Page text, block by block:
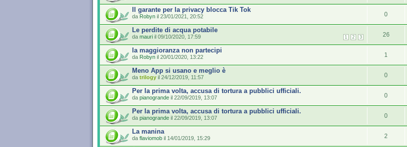
Il garante per la privacy blocca Tik Tok
da Robyn il 23/01/2021, 20:52 0
Le perdite di acqua potabile
1 2 3
da mauri il 09/10/2020, 17:59 26
la maggioranza non partecipi
da Robyn il 20/01/2020, 13:22 1
Meno App si usano e meglio è
da trilogy il 24/12/2019, 11:57 0
Per la prima volta, accusa di tortura a pubblici ufficiali.
da pianogrande il 22/09/2019, 13:07 0
Per la prima volta, accusa di tortura a pubblici ufficiali.
da pianogrande il 22/09/2019, 13:07 0
La manina
da flaviomob il 14/01/2019, 15:29 2